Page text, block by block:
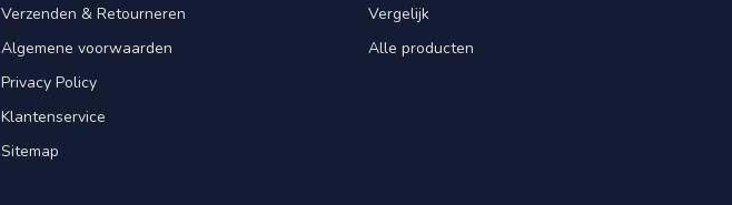
Verzenden & Retourneren
Algemene voorwaarden
Privacy Policy
Klantenservice
Sitemap
Vergelijk
Alle producten